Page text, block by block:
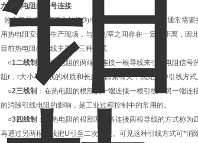
六、热电阻的
信号连接
热电阻是把温度变化转换为电阻值变化的一次元件，通常需
用热电阻安装在生产现场，与控制室之间存在一定的距离，因
目前热电阻的引线主要有三种方式
○1二线制
：在热电阻的两端各连接一根导线来引出电阻信
阻r，r大小与导线的材质和长度的因素有关，因此这种引线方
○2三线制 ：在热电阻的根部的一端连接一根引线，另一端
的消除引线电阻的影响，是工业过程控制中的常用的。
○3四线制 ：在热电阻的根部两端各连接两根导线的方式称
再通过另两根引线把U引至二次仪表。可见这种引线方式可*消